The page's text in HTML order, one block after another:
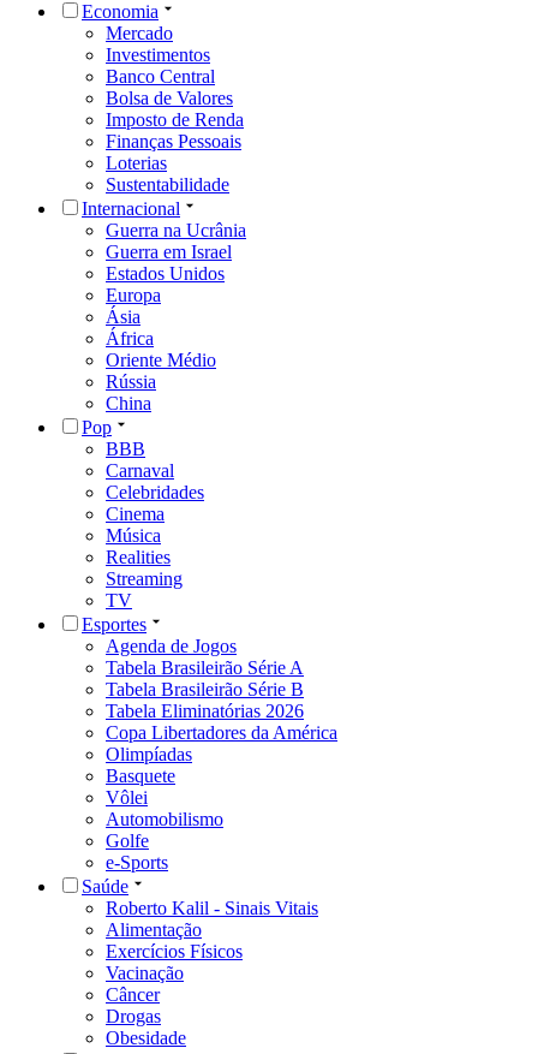
Economia
Mercado
Investimentos
Banco Central
Bolsa de Valores
Imposto de Renda
Finanças Pessoais
Loterias
Sustentabilidade
Internacional
Guerra na Ucrânia
Guerra em Israel
Estados Unidos
Europa
Ásia
África
Oriente Médio
Rússia
China
Pop
BBB
Carnaval
Celebridades
Cinema
Música
Realities
Streaming
TV
Esportes
Agenda de Jogos
Tabela Brasileirão Série A
Tabela Brasileirão Série B
Tabela Eliminatórias 2026
Copa Libertadores da América
Olimpíadas
Basquete
Vôlei
Automobilismo
Golfe
e-Sports
Saúde
Roberto Kalil - Sinais Vitais
Alimentação
Exercícios Físicos
Vacinação
Câncer
Drogas
Obesidade